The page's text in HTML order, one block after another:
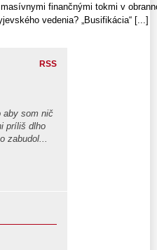
masívnymi finančnými tokmi v
vedenia? „Busifikácia“ [...]
RSS
aby som nič
príliš dlho
zabudol...